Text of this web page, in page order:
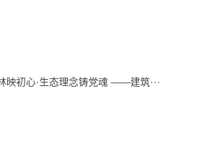
映初心·生态理念铸党魂 ——建筑···